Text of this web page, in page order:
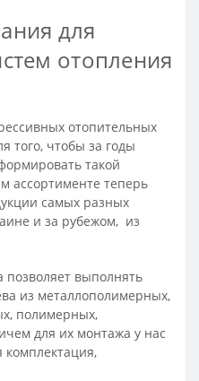
для
отопления
отопительных
того, чтобы за годы
такой
ассортименте теперь
самых разных
и за рубежом, из
позволяет выполнять
из металлополимерных,
полимерных,
для их монтажа у нас